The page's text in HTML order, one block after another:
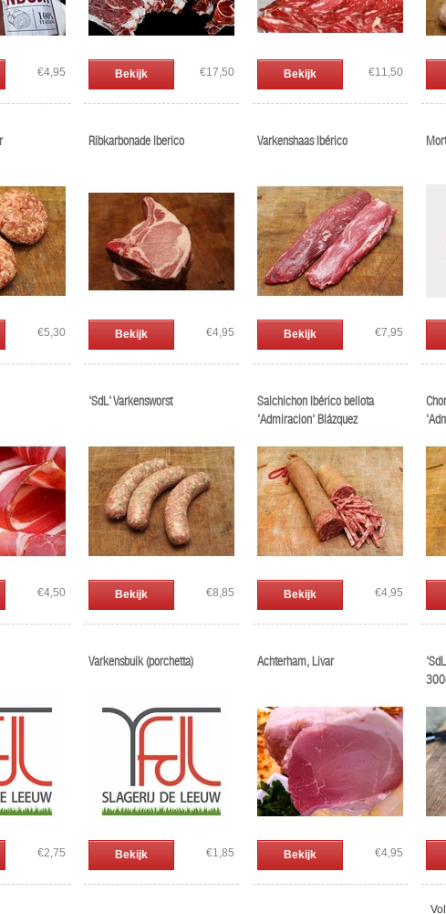
€4,95 Bekijk €17,50 Bekijk €11,50
€5,30
Ribkarbonade Iberico
Bekijk €4,95
Varkenshaas Ibérico
Bekijk €7,95
€4,50
'SdL' Varkensworst
Bekijk €8,85
Salchichon Ibérico bellota
'Admiracion' Blázquez
Bekijk €4,95
€2,75
Varkensbuik (porchetta)
Bekijk €1,85
Achterham, Livar
Bekijk €4,95